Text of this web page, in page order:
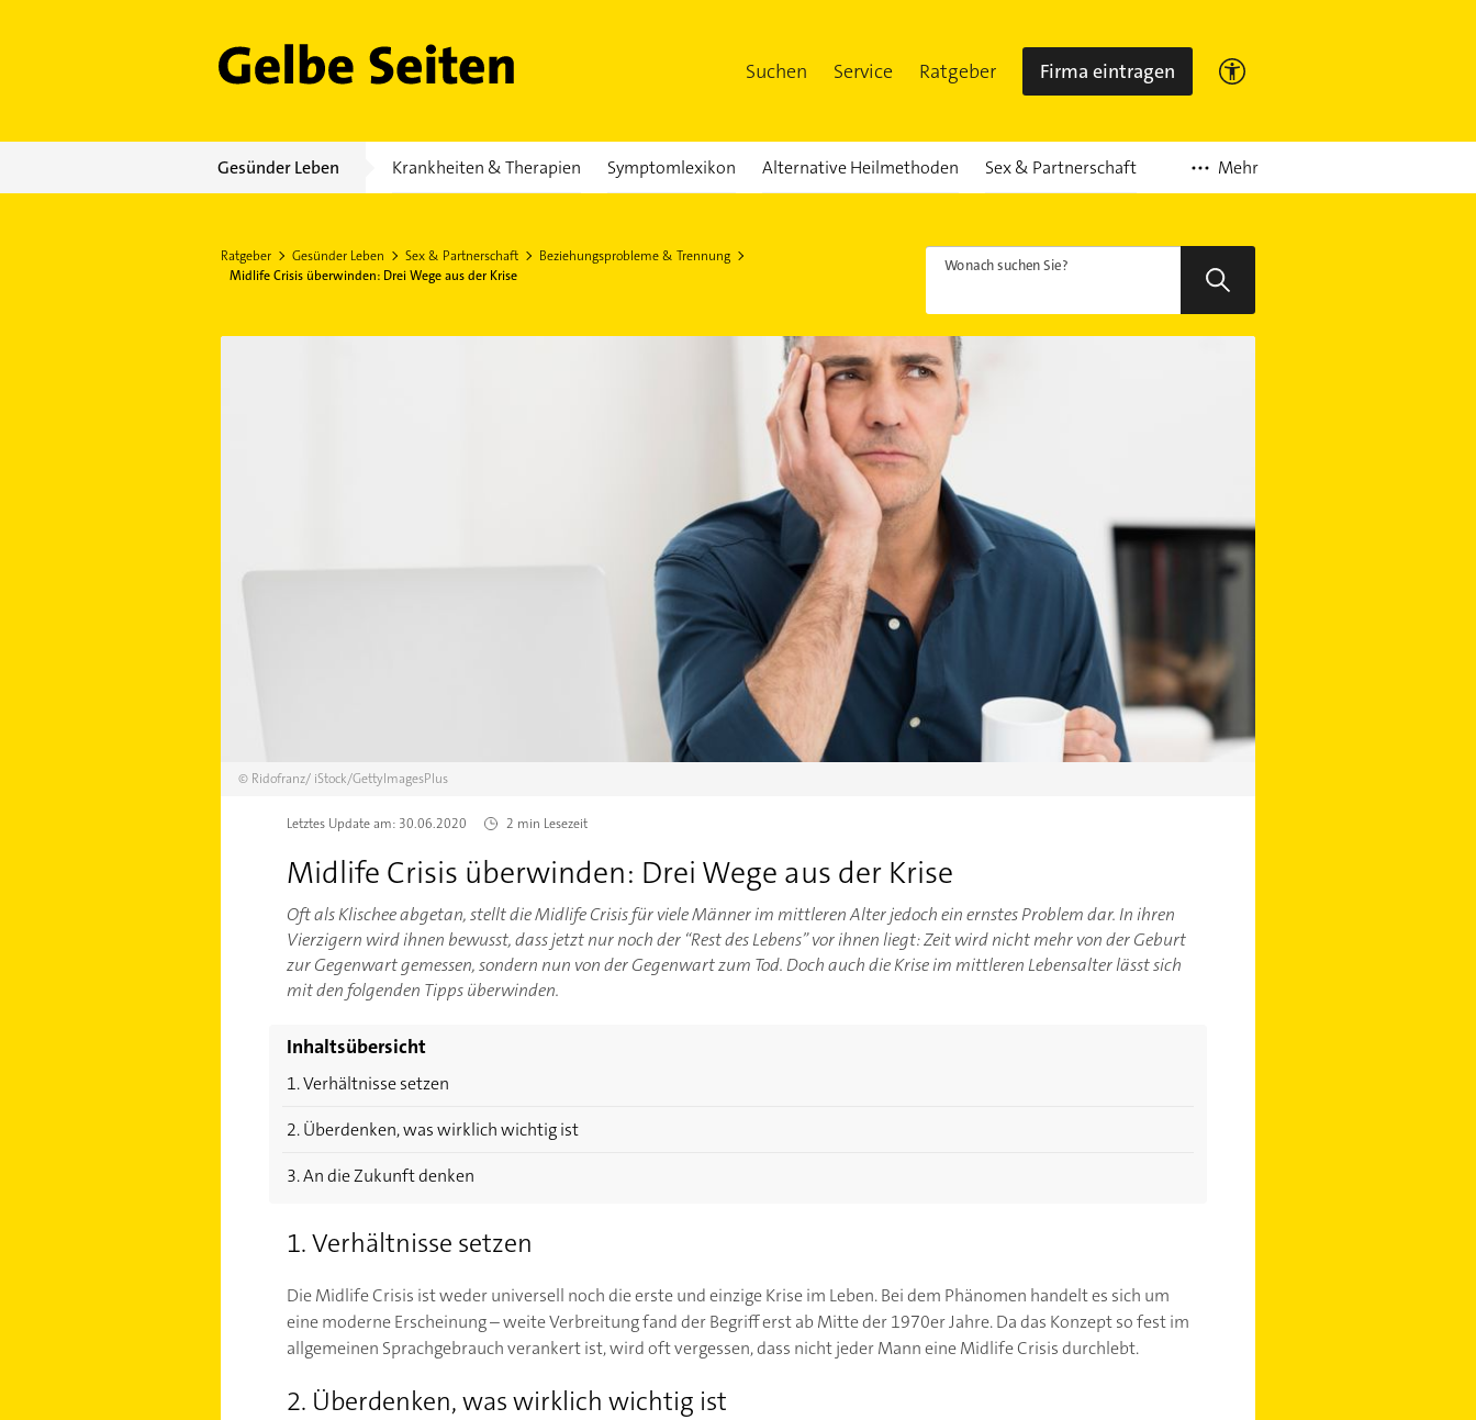
Gelbe Seiten Suchen Service Ratgeber Firma eintragen
Gesünder Leben Krankheiten & Therapien Symptomlexikon Alternative Heilmethoden Sex & Partnerschaft Mehr
Ratgeber Gesünder Leben Sex & Partnerschaft
Beziehungsprobleme & Trennung
Midlife Crisis überwinden: Drei Wege aus der Krise
Wonach suchen Sie?
© Ridofranz/ iStock/GettyImagesPlus
Letztes Update am: 30.06.2020 2 min Lesezeit
Midlife Crisis überwinden: Drei Wege aus der Krise
Oft als Klischee abgetan, stellt die Midlife Crisis für viele Männer im mittleren Alter jedoch ein ernstes Problem dar. In ihren
Vierzigern wird ihnen bewusst, dass jetzt nur noch der “Rest des Lebens” vor ihnen liegt: Zeit wird nicht mehr von der Geburt
zur Gegenwart gemessen, sondern nun von der Gegenwart zum Tod. Doch auch die Krise im mittleren Lebensalter lässt sich
mit den folgenden Tipps überwinden.
Inhaltsübersicht
1. Verhältnisse setzen
2. Überdenken, was wirklich wichtig ist
3. An die Zukunft denken
1. Verhältnisse setzen
Die Midlife Crisis ist weder universell noch die erste und einzige Krise im Leben. Bei dem Phänomen handelt es sich um
eine moderne Erscheinung – weite Verbreitung fand der Begriff erst ab Mitte der 1970er Jahre. Da das Konzept so fest im
allgemeinen Sprachgebrauch verankert ist, wird oft vergessen, dass nicht jeder Mann eine Midlife Crisis durchlebt.
2. Überdenken, was wirklich wichtig ist